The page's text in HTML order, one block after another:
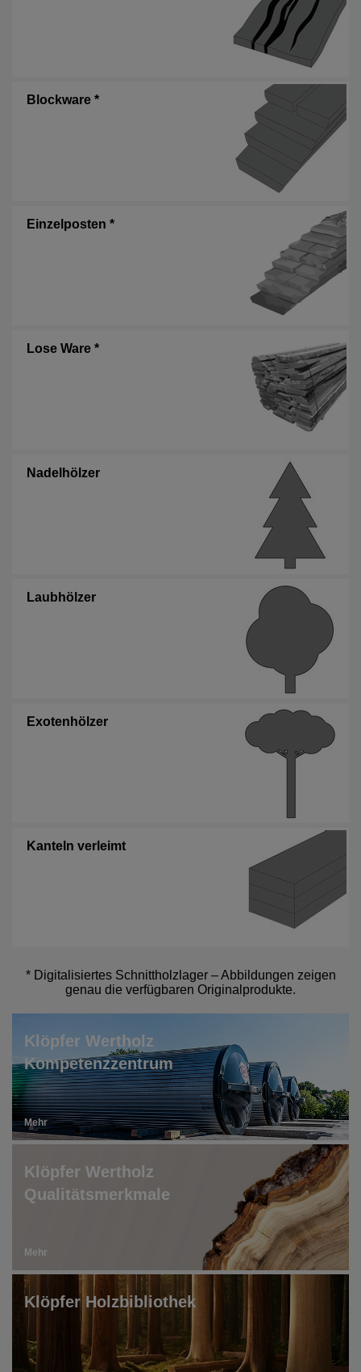
Blockware *
Einzelposten *
Lose Ware *
Nadelhölzer
Laubhölzer
Exotenhölzer
Kanteln verleimt
* Digitalisiertes Schnittholzlager – Abbildungen zeigen
genau die verfügbaren Originalprodukte.
Klöpfer Wertholz
Kompetenzzentrum
Mehr
Klöpfer Wertholz
Qualitätsmerkmale
Mehr
Klöpfer Holzbibliothek